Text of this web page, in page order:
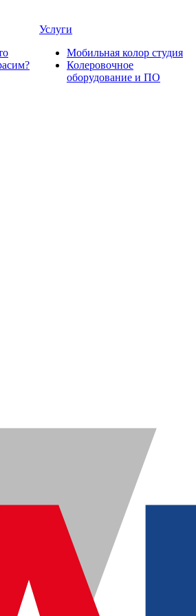
Услуги
Мобильная колор студия
Колеровочное
оборудование и ПО